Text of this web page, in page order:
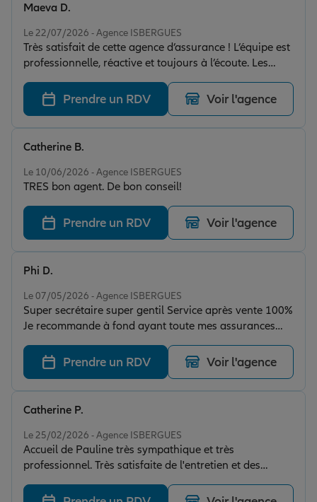
Retraite
Tous nos devis d'assurance
Le 22/07/2026 - Agence ISBERGUES
Très satisfait de cette agence d’assurance ! L’équipe est
professionnelle, réactive et toujours à l’écoute. Les
conseils sont clairs, les démarches sont simples et le
suivi est excellent. J’ai été accompagné avec sérieux et
bienveillance pour trouver la solution la plus adaptée
à mes besoins. Je recommande vivement cette agence
pour la qualité de son service et son efficacité.
Maeva D.
Prendre un RDV Voir l'agence
Le 10/06/2026 - Agence ISBERGUES
TRES bon agent. De bon conseil!
Catherine B.
Prendre un RDV Voir l'agence
Le 07/05/2026 - Agence ISBERGUES
Super secrétaire super gentil Service après vente 100%
Je recommande à fond ayant toute mes assurances
chez eux
Phi D.
Prendre un RDV Voir l'agence
Le 25/02/2026 - Agence ISBERGUES
Accueil de Pauline très sympathique et très
professionnel. Très satisfaite de l'entretien et des
conseils.
Catherine P.